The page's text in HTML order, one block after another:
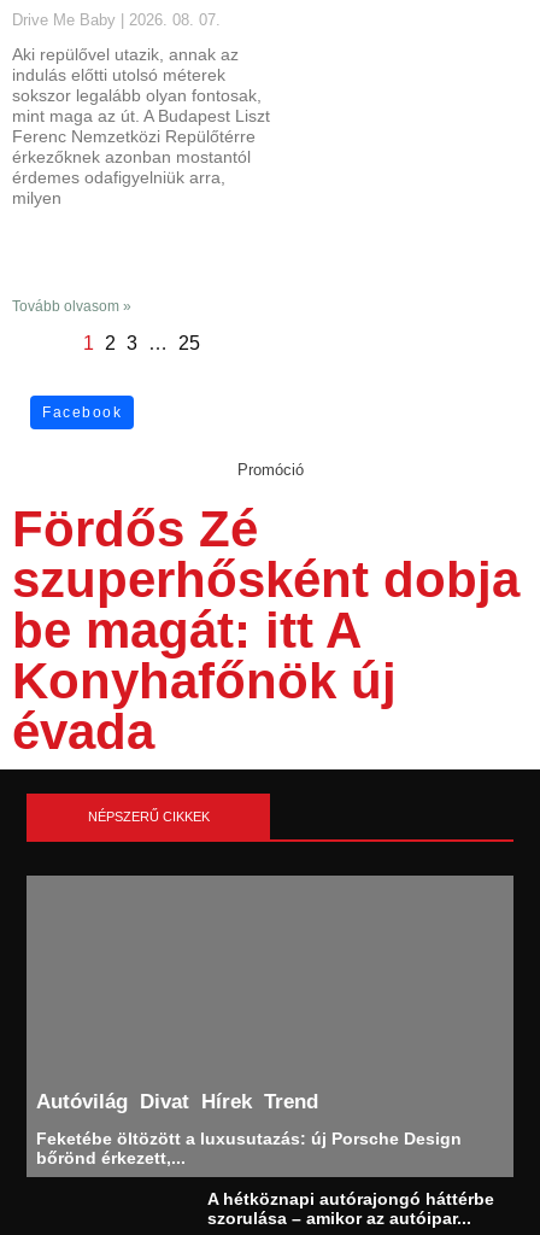
Drive Me Baby 2026. 08. 07.
Aki repülővel utazik, annak az
indulás előtti utolsó méterek
sokszor legalább olyan fontosak,
mint maga az út. A Budapest Liszt
Ferenc Nemzetközi Repülőtérre
érkezőknek azonban mostantól
érdemes odafigyelniük arra,
milyen
Tovább olvasom »
1 2 3 … 25
Facebook
Promóció
Fördős Zé
szuperhősként dobja
be magát: itt A
Konyhafőnök új
évada
NÉPSZERŰ CIKKEK
Autóvilág Divat Hírek Trend
Feketébe öltözött a luxusutazás: új Porsche Design
bőrönd érkezett,...
A hétköznapi autórajongó háttérbe
szorulása – amikor az autóipar...